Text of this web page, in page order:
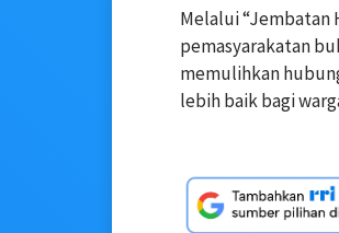
Melalui “Jembatan
pemasyarakatan
memulihkan
lebih baik bagi